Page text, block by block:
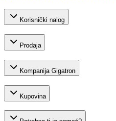
Korisnički nalog
Prodaja
Kompanija Gigatron
Kupovina